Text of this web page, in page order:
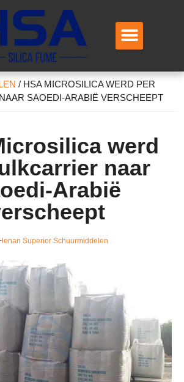
/ HSA MICROSILICA WERD PER
SAOEDI-ARABIË VERSCHEEPT
werd
naar
Arabië
Superior Schuurmiddelen